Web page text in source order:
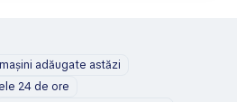
mașini adăugate astăzi
24 de ore